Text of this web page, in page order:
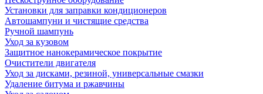
Установки для заправки кондиционеров
Автошампуни и чистящие средства
Ручной шампунь
Уход за кузовом
Защитное нанокерамическое покрытие
Очистители двигателя
Уход за дисками, резиной, универсальные смазки
Удаление битума и ржавчины